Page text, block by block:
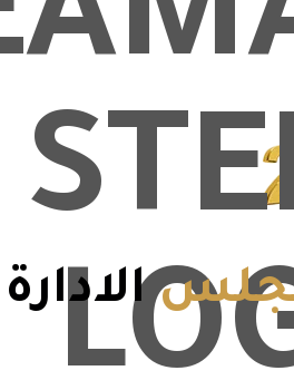
الـتــــــصـنـيـــــــــــــــــف
مجلسالادارة